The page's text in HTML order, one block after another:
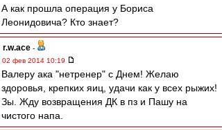
А как прошла операция у Бориса
Леонидовича? Кто знает?
r.w.ace -
02 фев 2014 10:19
Валеру ака "нетренер" с Днем! Желаю
здоровья, крепких яиц, удачи как у всех рыжих!
Зы. Жду возвращения ДК в пз и Пашу на
чистого напа.